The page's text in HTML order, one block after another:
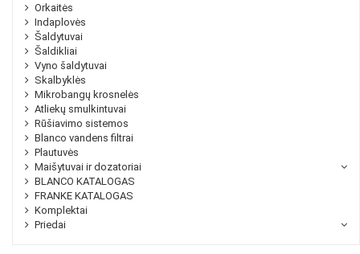
Orkaitės
Indaplovės
Šaldytuvai
Šaldikliai
Vyno šaldytuvai
Skalbyklės
Mikrobangų krosnelės
Atliekų smulkintuvai
Rūšiavimo sistemos
Blanco vandens filtrai
Plautuvės
Maišytuvai ir dozatoriai
BLANCO KATALOGAS
FRANKE KATALOGAS
Komplektai
Priedai